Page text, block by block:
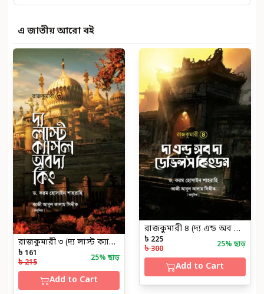
এ জাতীয় আরো বই
রাজকুমারী ৩ (দ্য লাস্ট ক্যাসল অব দ্য কিং)
৳ 161
৳ 215
25% ছাড়
Add to Cart
রাজকুমারী ৪ (দ্য এন্ড অব দ্য ডেভিলস কিংডম)
৳ 225
৳ 300
25% ছাড়
Add to Cart